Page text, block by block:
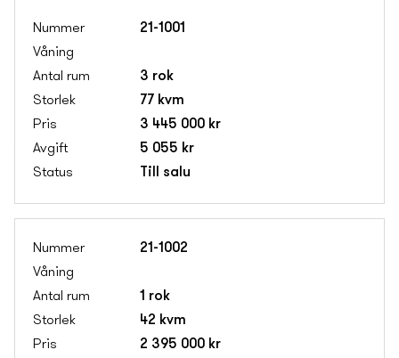
21-1001
3 rok
77 kvm
3 445 000 kr
5 055 kr
Till salu
21-1002
1 rok
42 kvm
2 395 000 kr